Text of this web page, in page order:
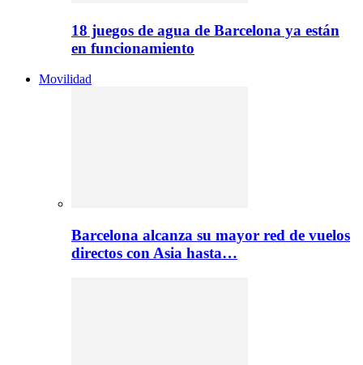
18 juegos de agua de Barcelona ya están
en funcionamiento
Movilidad
Barcelona alcanza su mayor red de vuelos
directos con Asia hasta…